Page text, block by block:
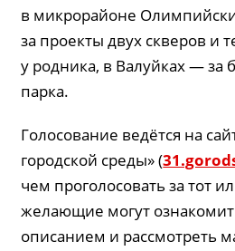
в микрорайоне
за проекты двух скверов и
у родника, в Валуйках — за
парка.
Голосование ведётся на
городской среды» (
чем проголосовать за тот
желающие могут
описанием и рассмотреть